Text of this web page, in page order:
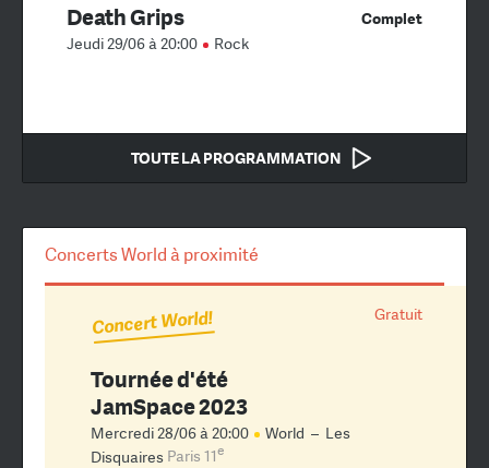
Complet
Death Grips
Jeudi 29/06 à 20:00 Rock
TOUTE LA PROGRAMMATION
Concerts World à proximité
Gratuit
Concert World!
Tournée d'été
JamSpace 2023
Mercredi 28/06 à 20:00 World – Les
Disquaires Paris 11e